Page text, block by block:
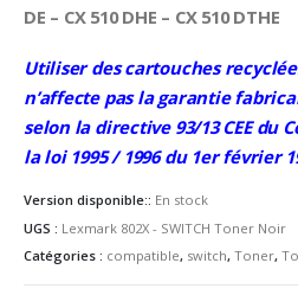
DE – CX 510 DHE – CX 510 DTHE
Utiliser des cartouches
n’affecte pas la garantie
selon la directive 93/13 CEE du
la loi 1995 / 1996 du 1er février
Version disponible:: En stock
UGS : Lexmark 802X - SWITCH Toner Noir
Catégories : compatible, switch, Toner,